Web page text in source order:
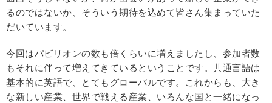
るのではないか、そういう期待を込めて皆さん集まっていた
だいています。
今回はパビリオンの数も倍くらいに増えましたし、参加者数
もそれに伴って増えてきているということです。共通言語は
基本的に英語で、とてもグローバルです。これからも、大き
な新しい産業、世界で戦える産業、いろんな国と一緒になっ